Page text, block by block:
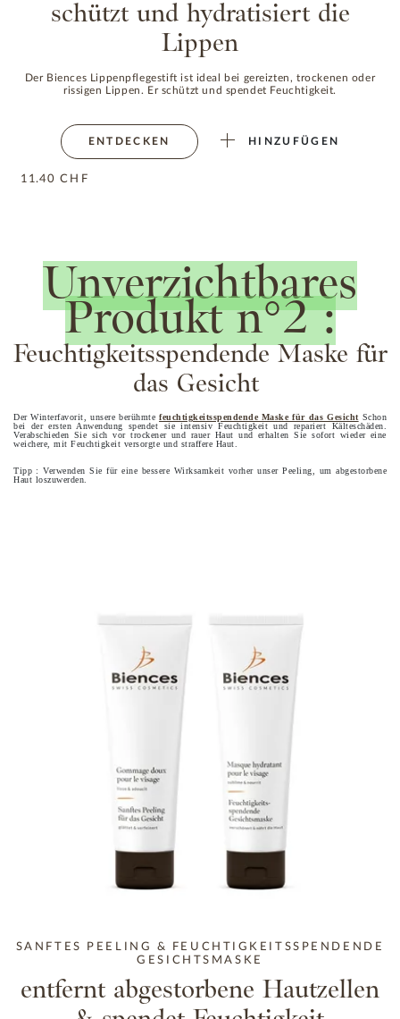
schützt und hydratisiert die
Lippen
Der Biences Lippenpflegestift ist ideal bei gereizten, trockenen oder
rissigen Lippen. Er schützt und spendet Feuchtigkeit.
ENTDECKEN HINZUFÜGEN
11.40 CHF
Unverzichtbares
Produkt n°2 :
Feuchtigkeitsspendende Maske für
das Gesicht
Der Winterfavorit, unsere berühmtefeuchtigkeitsspendende Maske für das GesichtSchon
bei der ersten Anwendung spendet sie intensiv Feuchtigkeit und repariert Kälteschäden.
Verabschieden Sie sich vor trockener und rauer Haut und erhalten Sie sofort wieder eine
weichere, mit Feuchtigkeit versorgte und straffere Haut.
Tipp : Verwenden Sie für eine bessere Wirksamkeit vorher unser Peeling, um abgestorbene
Haut loszuwerden.
SANFTES PEELING & FEUCHTIGKEITSSPENDENDE
GESICHTSMASKE
entfernt abgestorbene Hautzellen